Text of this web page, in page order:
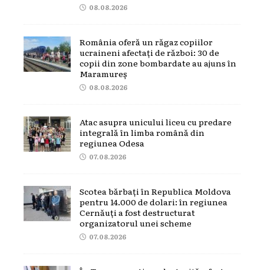
08.08.2026
România oferă un răgaz copiilor
ucraineni afectați de război: 30 de
copii din zone bombardate au ajuns în
Maramureș
08.08.2026
Atac asupra unicului liceu cu predare
integrală în limba română din
regiunea Odesa
07.08.2026
Scotea bărbați în Republica Moldova
pentru 14.000 de dolari: în regiunea
Cernăuți a fost destructurat
organizatorul unei scheme
07.08.2026